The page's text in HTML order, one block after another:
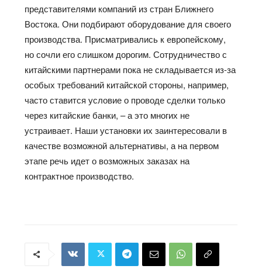
представителями компаний из стран Ближнего
Востока. Они подбирают оборудование для своего
производства. Присматривались к европейскому,
но сочли его слишком дорогим. Сотрудничество с
китайскими партнерами пока не складывается из-за
особых требований китайской стороны, например,
часто ставится условие о проводе сделки только
через китайские банки, – а это многих не
устраивает. Наши установки их заинтересовали в
качестве возможной альтернативы, а на первом
этапе речь идет о возможных заказах на
контрактное производство.